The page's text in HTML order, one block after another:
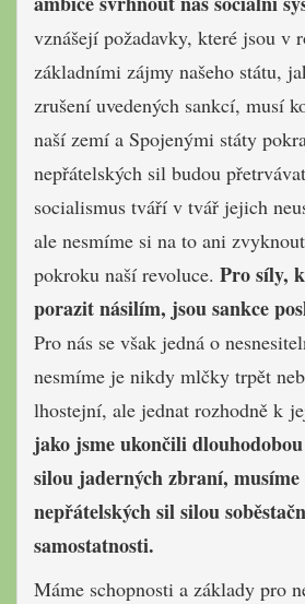
vznášejí požadavky, které jsou v
základními zájmy našeho státu,
zrušení uvedených sankcí, musí
naší zemí a Spojenými státy
nepřátelských sil budou
socialismus tváří v tvář jejich
ale nesmíme si na to ani
pokroku naší revoluce. Pro síly,
porazit násilím, jsou sankce
Pro nás se však jedná o
nesmíme je nikdy mlčky trpět
lhostejní, ale jednat rozhodně k
jako jsme ukončili
silou jaderných zbraní,
nepřátelských sil silou
samostatnosti.
Máme schopnosti a základy pro